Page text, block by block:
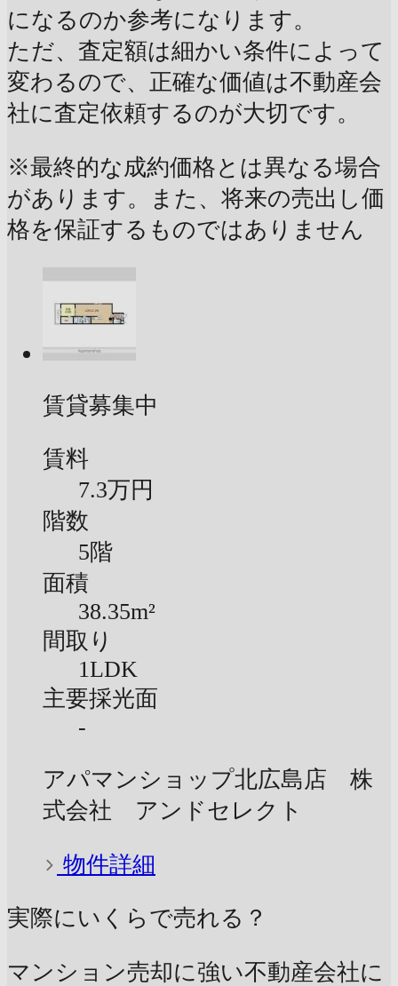
になるのか参考になります。
ただ、査定額は細かい条件によって
変わるので、正確な価値は不動産会
社に査定依頼するのが大切です。
※最終的な成約価格とは異なる場合
があります。また、将来の売出し価
格を保証するものではありません
賃貸募集中
賃料
7.3万円
階数
5階
面積
38.35m²
間取り
1LDK
主要採光面
-
アパマンショップ北広島店 株
式会社 アンドセレクト
物件詳細
実際にいくらで売れる？
マンション売却に強い不動産会社に